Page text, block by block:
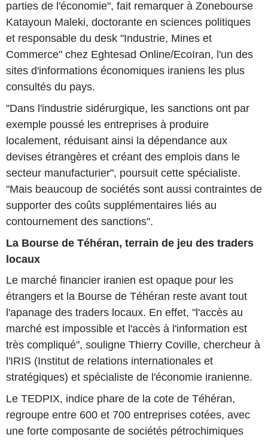
parties de l'économie", fait remarquer à Zonebourse
Katayoun Maleki, doctorante en sciences politiques
et responsable du desk "Industrie, Mines et
Commerce" chez Eghtesad Online/EcoIran, l'un des
sites d'informations économiques iraniens les plus
consultés du pays.
"Dans l'industrie sidérurgique, les sanctions ont par
exemple poussé les entreprises à produire
localement, réduisant ainsi la dépendance aux
devises étrangères et créant des emplois dans le
secteur manufacturier", poursuit cette spécialiste.
"Mais beaucoup de sociétés sont aussi contraintes de
supporter des coûts supplémentaires liés au
contournement des sanctions".
La Bourse de Téhéran, terrain de jeu des traders
locaux
Le marché financier iranien est opaque pour les
étrangers et la Bourse de Téhéran reste avant tout
l'apanage des traders locaux. En effet, "l'accès au
marché est impossible et l'accès à l'information est
très compliqué", souligne Thierry Coville, chercheur à
l'IRIS (Institut de relations internationales et
stratégiques) et spécialiste de l'économie iranienne.
Le TEDPIX, indice phare de la cote de Téhéran,
regroupe entre 600 et 700 entreprises cotées, avec
une forte composante de sociétés pétrochimiques